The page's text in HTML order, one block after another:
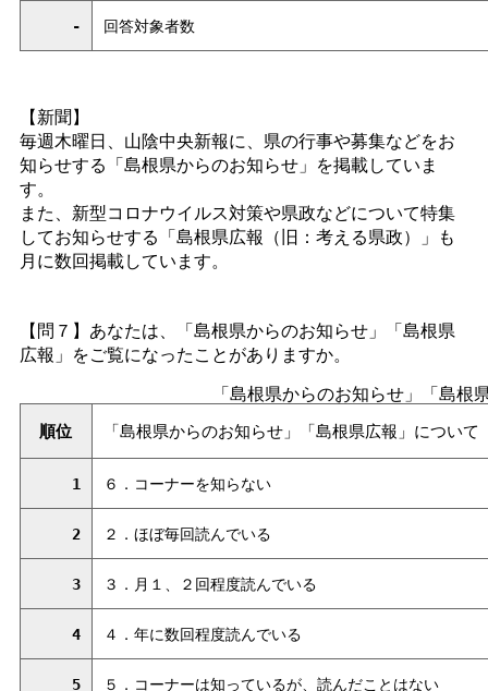
- 回答対象者数
【新聞】
毎週木曜日、山陰中央新報に、県の行事や募集などをお
知らせする「島根県からのお知らせ」を掲載していま
す。
また、新型コロナウイルス対策や県政などについて特集
してお知らせする「島根県広報（旧：考える県政）」も
月に数回掲載しています。
【問７】あなたは、「島根県からのお知らせ」「島根県
広報」をご覧になったことがありますか。
「島根県からのお知らせ」「島根
順位 「島根県からのお知らせ」「島根県広報」について
1 ６．コーナーを知らない
2 ２．ほぼ毎回読んでいる
3 ３．月１、２回程度読んでいる
4 ４．年に数回程度読んでいる
5 ５．コーナーは知っているが、読んだことはない